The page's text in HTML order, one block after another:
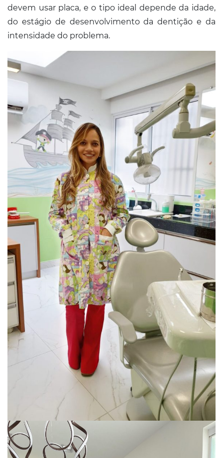
devem usar placa, e o tipo ideal depende da idade,
do estágio de desenvolvimento da dentição e da
intensidade do problema.